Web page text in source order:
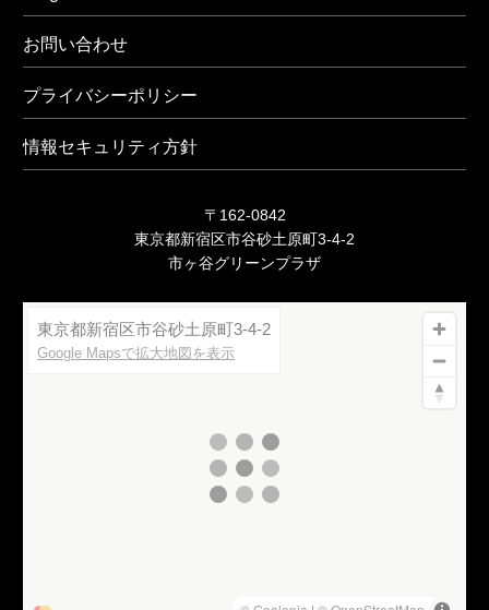
お問い合わせ
プライバシーポリシー
情報セキュリティ方針
〒162-0842
東京都新宿区市谷砂土原町3-4-2
市ヶ谷グリーンプラザ
東京都新宿区市谷砂土原町3-4-2
Google Mapsで拡大地図を表示